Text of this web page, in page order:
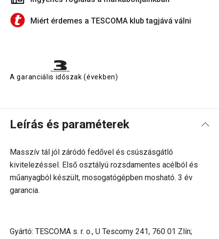
Miért érdemes a TESCOMA klub tagjává válni
A garanciális időszak (években)
Leírás és paraméterek
Masszív tál jól záródó fedővel és csúszásgátló
kivitelezéssel. Első osztályú rozsdamentes acélból és
műanyagból készült, mosogatógépben mosható. 3 év
garancia.
Gyártó: TESCOMA s. r. o., U Tescomy 241, 760 01 Zlín;